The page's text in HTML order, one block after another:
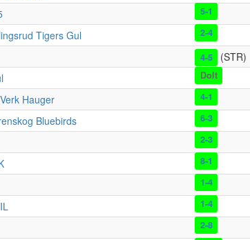
5-1
Tigers Gul 2-4
4-5 (STR)
Dolt
Hauger 4-1
Bluebirds 6-3
2-3
8-1
1-4
1-4
2-8